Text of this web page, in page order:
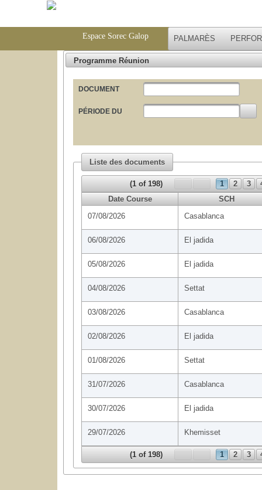
Espace Sorec Galop PALMARÈS
Programme Réunion
DOCUMENT
PÉRIODE DU
Liste des documents
(1 of 198) 1 2 3
Date Course
SCH
07/08/2026
Casablanca
06/08/2026 El jadida
05/08/2026 El jadida
04/08/2026 Settat
03/08/2026 Casablanca
02/08/2026 El jadida
01/08/2026 Settat
31/07/2026 Casablanca
30/07/2026 El jadida
29/07/2026 Khemisset
(1 of 198) 1 2 3